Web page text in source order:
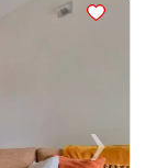
›Next